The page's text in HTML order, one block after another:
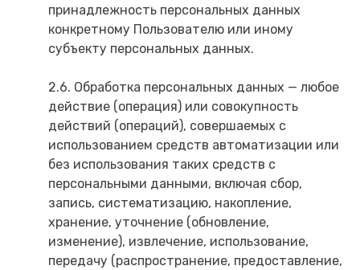
принадлежность персональных данных
конкретному Пользователю или иному
субъекту персональных данных.
2.6. Обработка персональных данных — любое
действие (операция) или совокупность
действий (операций), совершаемых с
использованием средств автоматизации или
без использования таких средств с
персональными данными, включая сбор,
запись, систематизацию, накопление,
хранение, уточнение (обновление,
изменение), извлечение, использование,
передачу (распространение, предоставление,